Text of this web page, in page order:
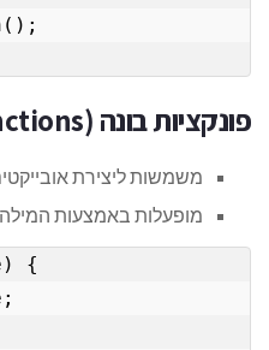
פונקציות בונה (Constructor Functions)
משמשות ליצירת
מופעלות באמצעות המילה
{